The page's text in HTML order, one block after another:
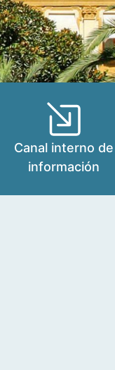
Canal interno de
información